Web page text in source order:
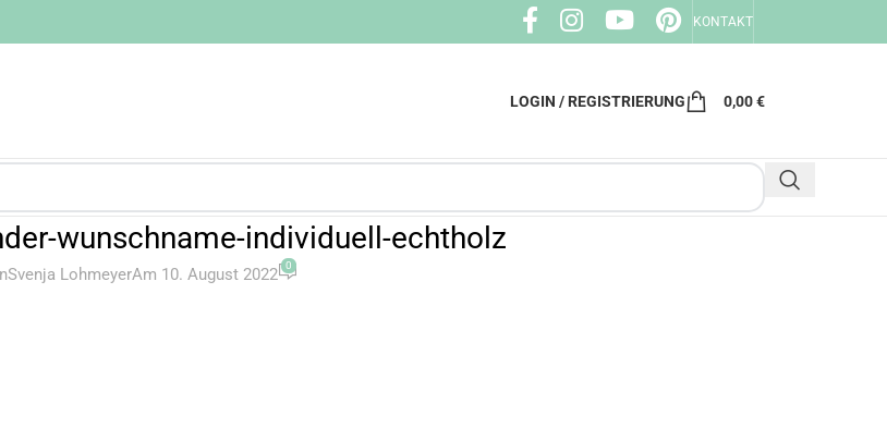
KONTAKT
LOGIN / REGISTRIERUNG 0,00€
wunschname-individuell-echtholz
Svenja LohmeyerAm 10. August 2022 0